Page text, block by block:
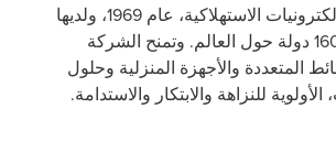
الأجهزة المنزلية والإلكترونيات الاستهلاكية، عام 1969، ولديها
حضور في أكثر من 160 دولة حول العالم. وتمنح الشركة
المتعددة والأجهزة المنزلية وحلول
للنزاهة والابتكار والاستدامة.